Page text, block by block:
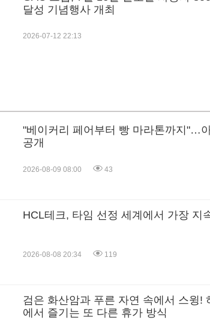
달성 기념행사 개최
2026-07-12 22:13
"베이커리 페어부터 빵 마라톤까지"…
공개
2026-08-09 08:00 43
HCL테크, 타임 선정 세계에서 가장 지
2026-08-08 20:34 119
검은 화산암과 푸른 자연 속에서 스윙!
에서 즐기는 또 다른 휴가 방식